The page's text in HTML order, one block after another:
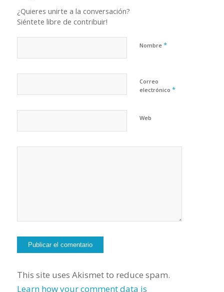
¿Quieres unirte a la conversación?
Siéntete libre de contribuir!
Nombre *
Correo
electrónico *
Web
This site uses Akismet to reduce spam.
Learn how your comment data is